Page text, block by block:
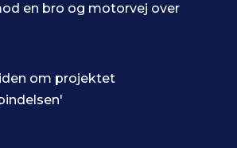
en bro og motorvej over
om projektet